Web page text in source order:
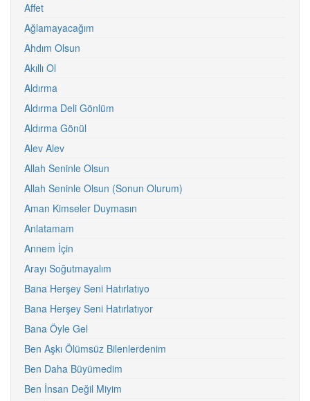
Affet
Ağlamayacağım
Ahdım Olsun
Akıllı Ol
Aldırma
Aldırma Deli Gönlüm
Aldırma Gönül
Alev Alev
Allah Seninle Olsun
Allah Seninle Olsun (Sonun Olurum)
Aman Kimseler Duymasın
Anlatamam
Annem İçin
Arayı Soğutmayalım
Bana Herşey Seni Hatırlatıyo
Bana Herşey Seni Hatırlatıyor
Bana Öyle Gel
Ben Aşkı Ölümsüz Bilenlerdenim
Ben Daha Büyümedim
Ben İnsan Değil Miyim